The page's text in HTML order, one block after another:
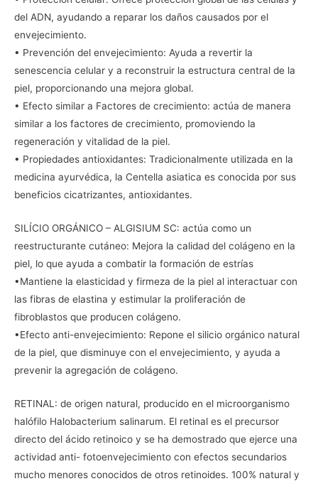
del ADN, ayudando a reparar los daños causados por el
envejecimiento.
• Prevención del envejecimiento: Ayuda a revertir la
senescencia celular y a reconstruir la estructura central de la
piel, proporcionando una mejora global.
• Efecto similar a Factores de crecimiento: actúa de manera
similar a los factores de crecimiento, promoviendo la
regeneración y vitalidad de la piel.
• Propiedades antioxidantes: Tradicionalmente utilizada en la
medicina ayurvédica, la Centella asiatica es conocida por sus
beneficios cicatrizantes, antioxidantes.
SILÍCIO ORGÁNICO – ALGISIUM SC: actúa como un
reestructurante cutáneo: Mejora la calidad del colágeno en la
piel, lo que ayuda a combatir la formación de estrías
•Mantiene la elasticidad y firmeza de la piel al interactuar con
las fibras de elastina y estimular la proliferación de
fibroblastos que producen colágeno.
•Efecto anti-envejecimiento: Repone el silicio orgánico natural
de la piel, que disminuye con el envejecimiento, y ayuda a
prevenir la agregación de colágeno.
RETINAL: de origen natural, producido en el microorganismo
halófilo Halobacterium salinarum. El retinal es el precursor
directo del ácido retinoico y se ha demostrado que ejerce una
actividad anti- fotoenvejecimiento con efectos secundarios
mucho menores conocidos de otros retinoides. 100% natural y